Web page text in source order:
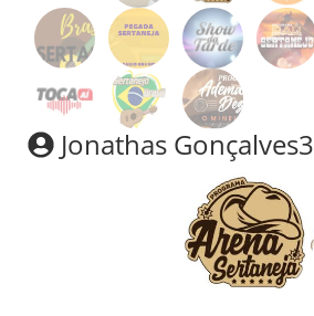
Jonathas Gonçalves3